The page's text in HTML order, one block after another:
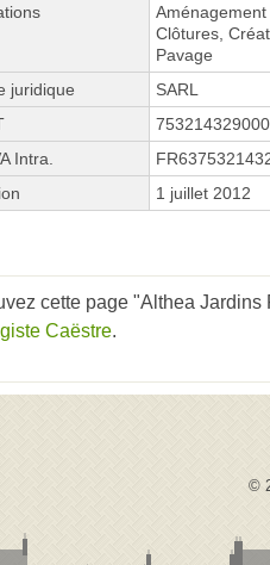
Clôtures,
Pavage
juridique
SARL
Intra.
1 juillet 2012
cette page "Althea
Caëstre.
©